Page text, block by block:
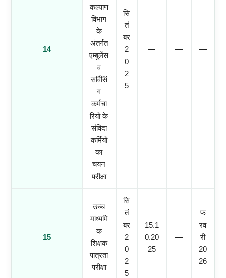
14
कल्याण
विभाग
के
अंतर्गत
एम्बुलेंस
व
सर्विसिं
ग
कर्मचा
रियों के
संविदा
कर्मियों
का
चयन
परीक्षा
सि
तं
बर
2
0
2
5
— — —
15
उच्च
माध्यमि
क
शिक्षक
पात्रता
परीक्षा
सि
तं
बर
2
0
2
5
15.1
0.20
25
—
फ
रव
री
20
26